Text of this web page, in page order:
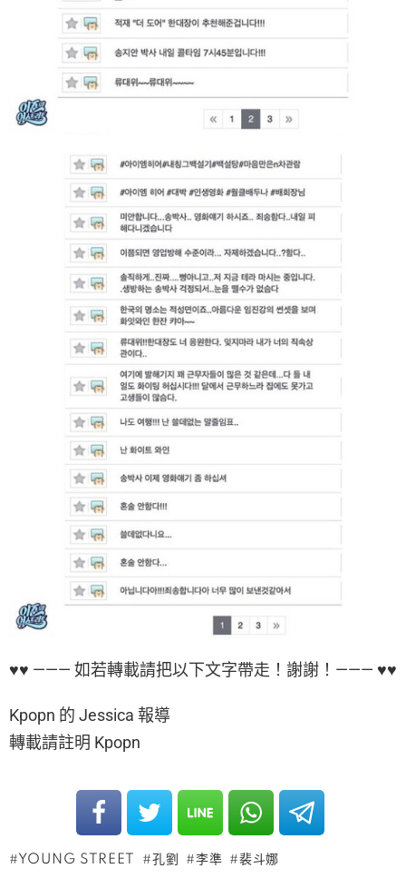
♥♥ ——— 如若轉載請把以下文字帶走！謝謝！——— ♥♥
Kpopn 的 Jessica 報導
轉載請註明 Kpopn
YOUNG STREET 孔劉 李準 裴斗娜